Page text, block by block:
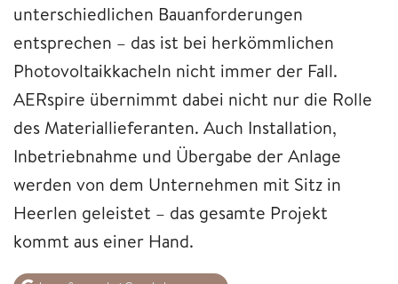
unterschiedlichen Bauanforderungen
entsprechen – das ist bei herkömmlichen
Photovoltaikkacheln nicht immer der Fall.
AERspire übernimmt dabei nicht nur die Rolle
des Materiallieferanten. Auch Installation,
Inbetriebnahme und Übergabe der Anlage
werden von dem Unternehmen mit Sitz in
Heerlen geleistet – das gesamte Projekt
kommt aus einer Hand.